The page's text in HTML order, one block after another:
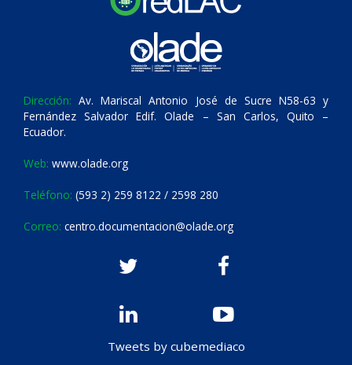
Dirección: Av. Mariscal Antonio José de Sucre N58-63 y
Fernández Salvador Edif. Olade – San Carlos, Quito –
Ecuador.
Web: www.olade.org
Teléfono: (593 2) 259 8122 / 2598 280
Correo: centro.documentacion@olade.org
Tweets by cubemediaco